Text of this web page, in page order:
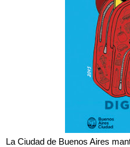
La Ciudad de Buenos Aires